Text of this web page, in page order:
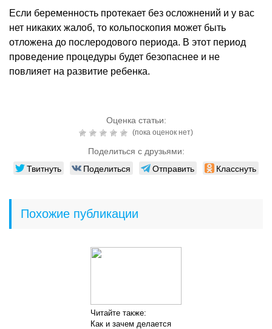
Если беременность протекает без осложнений и у вас
нет никаких жалоб, то кольпоскопия может быть
отложена до послеродового периода. В этот период
проведение процедуры будет безопаснее и не
повлияет на развитие ребенка.
Оценка статьи:
(пока оценок нет)
Поделиться с друзьями:
Твитнуть Поделиться Отправить Класснуть
Похожие публикации
Читайте также:
Как и зачем делается